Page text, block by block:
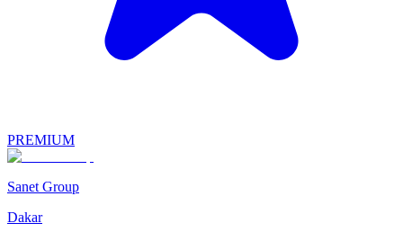
PREMIUM
Sanet Group
Dakar